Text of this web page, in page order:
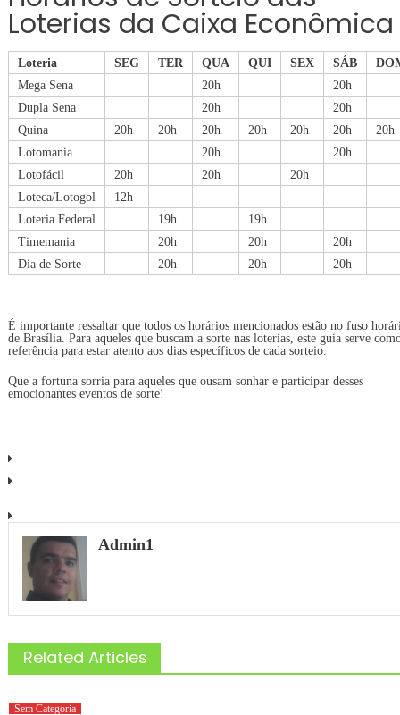
Loterias da Caixa Econômica
Loteria SEG TER QUA QUI SEX SÁB
Mega Sena
20h
20h
Dupla Sena
20h
20h
Quina
20h 20h 20h 20h 20h 20h
20h
Lotomania
20h
20h
Lotofácil
20h 20h
20h
Loteca/Lotogol
12h
Loteria Federal
19h
19h
Timemania
20h 20h
20h
Dia de Sorte
20h 20h 20h
É importante ressaltar que todos os horários mencionados estão no fuso
de Brasília. Para aqueles que buscam a sorte nas loterias, este guia serve
referência para estar atento aos dias específicos de cada sorteio.
Que a fortuna sorria para aqueles que ousam sonhar e participar desses
emocionantes eventos de sorte!
Admin1
Related Articles
Sem Categoria